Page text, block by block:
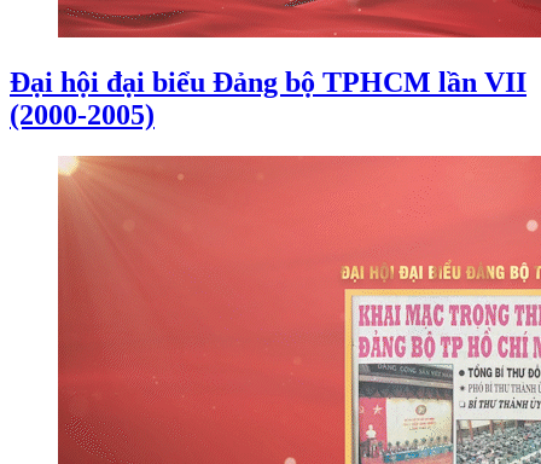
Đại hội đại biểu Đảng bộ TPHCM lần VII
(2000-2005)